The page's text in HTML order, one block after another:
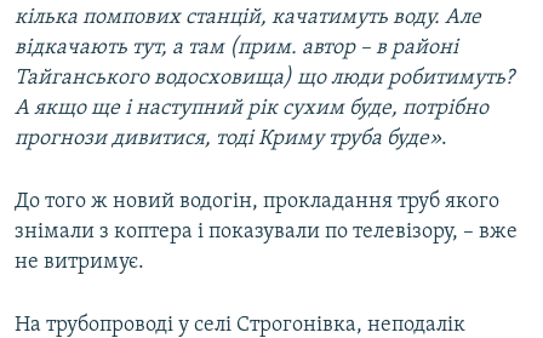
кілька помпових станцій, качатимуть воду. Але
відкачають тут, а там (прим. автор – в районі
Тайганського водосховища) що люди робитимуть?
А якщо ще і наступний рік сухим буде, потрібно
прогнози дивитися, тоді Криму труба буде».
До того ж новий водогін, прокладання труб якого
знімали з коптера і показували по телевізору, – вже
не витримує.
На трубопроводі у селі Строгонівка, неподалік